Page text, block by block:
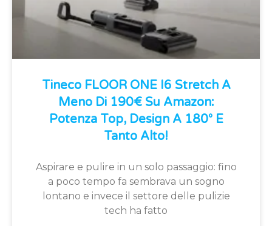
Tineco FLOOR ONE I6 Stretch A
Meno Di 190€ Su Amazon:
Potenza Top, Design A 180° E
Tanto Alto!
Aspirare e pulire in un solo passaggio: fino
a poco tempo fa sembrava un sogno
lontano e invece il settore delle pulizie
tech ha fatto